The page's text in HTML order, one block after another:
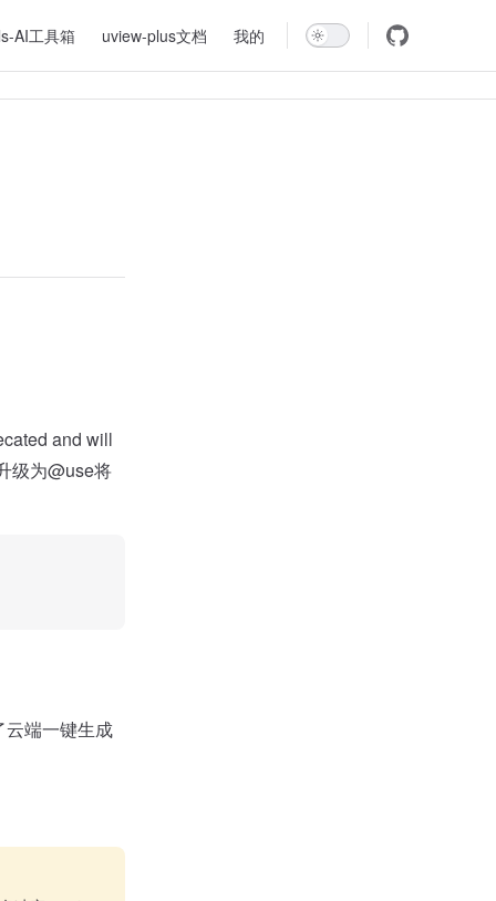
AI工具箱 uview-plus文档 我的
and will
级为@use将
端一键生成